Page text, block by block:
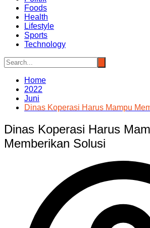
Foods
Health
Lifestyle
Sports
Technology
Home
2022
Juni
Dinas Koperasi Harus Mampu
Dinas Koperasi Harus
Memberikan Solusi